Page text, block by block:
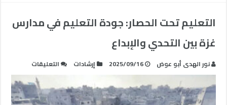
التعليم تحت الحصار: جودة التعليم في مدارس
غزة بين التحدي والإبداع
نور الهدى أبو عوض 2025/09/16 إرشادات التعليقات
التعليم
تحت
الحصار: